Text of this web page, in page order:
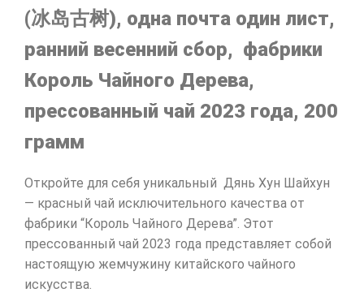
(冰岛古树), одна почта один лист,
ранний весенний сбор, фабрики
Король Чайного Дерева,
прессованный чай 2023 года, 200
грамм
Откройте для себя уникальный Дянь Хун Шайхун
— красный чай исключительного качества от
фабрики “Король Чайного Дерева”. Этот
прессованный чай 2023 года представляет собой
настоящую жемчужину китайского чайного
искусства.